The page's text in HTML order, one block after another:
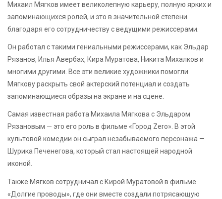
Михаил Мягков имеет великолепную карьеру, полную ярких и
запоминающихся ролей, и это в значительной степени
благодаря его сотрудничеству с ведущими режиссерами.
Он работал с такими гениальными режиссерами, как Эльдар
Рязанов, Илья Авербах, Кира Муратова, Никита Михалков и
многими другими. Все эти великие художники помогли
Мягкову раскрыть свой актерский потенциал и создать
запоминающиеся образы на экране и на сцене.
Самая известная работа Михаила Мягкова с Эльдаром
Рязановым — это его роль в фильме «Город Zero». В этой
культовой комедии он сыграл незабываемого персонажа —
Шурика Печенегова, который стал настоящей народной
иконой.
Также Мягков сотрудничал с Кирой Муратовой в фильме
«Долгие проводы», где они вместе создали потрясающую